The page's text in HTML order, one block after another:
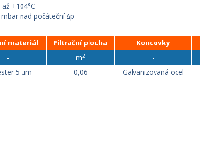
+104°C
nad počáteční ∆p
materiál Filtrační plocha Koncovky
- m2 -
5 µm 0,06 Galvanizovaná ocel